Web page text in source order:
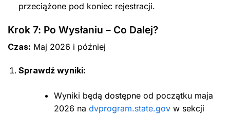
przeciążone pod koniec rejestracji.
Krok 7: Po Wysłaniu – Co Dalej?
Czas: Maj 2026 i później
Sprawdź wyniki:
Wyniki będą dostępne od początku maja
2026 na dvprogram.state.govw sekcji